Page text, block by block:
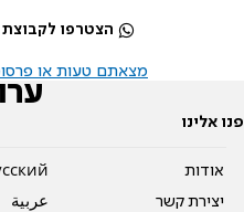
הצטרפו לקבוצת
מצאתם טעות או
פנו אלינו
אודות
יצירת קשר
عربية